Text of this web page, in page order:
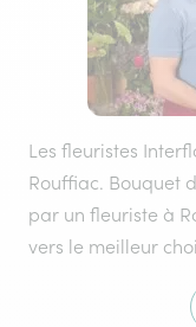
Les fleuristes
Rouffiac. Bouquet
par un fleuriste à
vers le meilleur